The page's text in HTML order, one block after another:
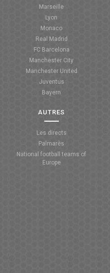
Marseille
Lyon
Monaco
Real Madrid
FC Barcelona
Manchester City
Manchester United
Juventus
Bayern
AUTRES
Les directs
Palmarès
National football teams of
Europe